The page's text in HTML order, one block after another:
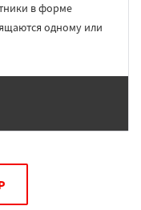
в форме
одному или